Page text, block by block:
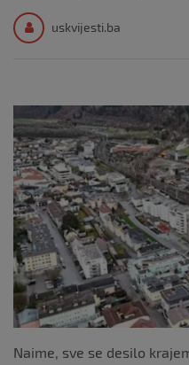
uskvijesti.ba
Naime, sve se desilo